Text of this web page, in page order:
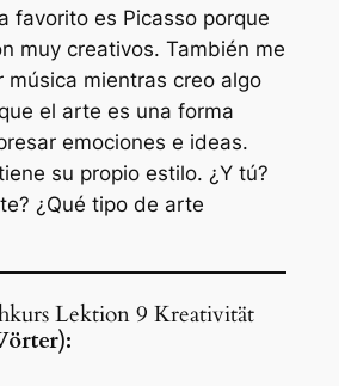
favorito es Picasso porque
muy creativos. También me
música mientras creo algo
el arte es una forma
emociones e ideas.
su propio estilo. ¿Y tú?
¿Qué tipo de arte
Lektion 9 Kreativität